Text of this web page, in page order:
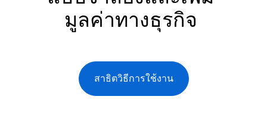
มูลค่าทางธุรกิจ
สาธิตวิธีการใช้งาน